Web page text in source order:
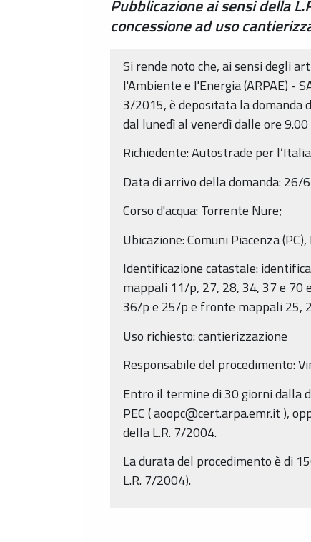
Pubblicazione ai sensi della
concessione ad uso
Si rende noto che, ai sensi degli
l'Ambiente e l'Energia (ARPAE) -
3/2015, è depositata la domanda
dal lunedì al venerdì dalle ore
Richiedente: Autostrade per
Data di arrivo della domanda: 26/
Corso d'acqua: Torrente Nure;
Ubicazione: Comuni Piacenza
Identificazione catastale:
mappali 11/p, 27, 28, 34, 37 e 70
36/p e 25/p e fronte mappali 25,
Uso richiesto: cantierizzazione
Responsabile del procedimento:
Entro il termine di 30 giorni dalla
PEC ( aoopc@cert.arpa.emr.it ),
della L.R. 7/2004.
La durata del procedimento è di
L.R. 7/2004).